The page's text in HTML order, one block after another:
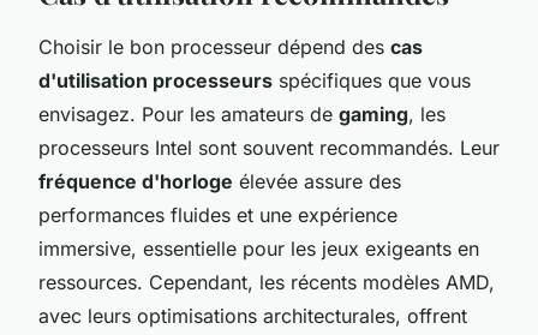
Choisir le bon processeur dépend des cas
d'utilisation processeurs spécifiques que vous
envisagez. Pour les amateurs de gaming, les
processeurs Intel sont souvent recommandés. Leur
fréquence d'horloge élevée assure des
performances fluides et une expérience
immersive, essentielle pour les jeux exigeants en
ressources. Cependant, les récents modèles AMD,
avec leurs optimisations architecturales, offrent